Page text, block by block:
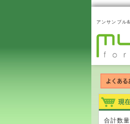
アンサンブル
合計数量